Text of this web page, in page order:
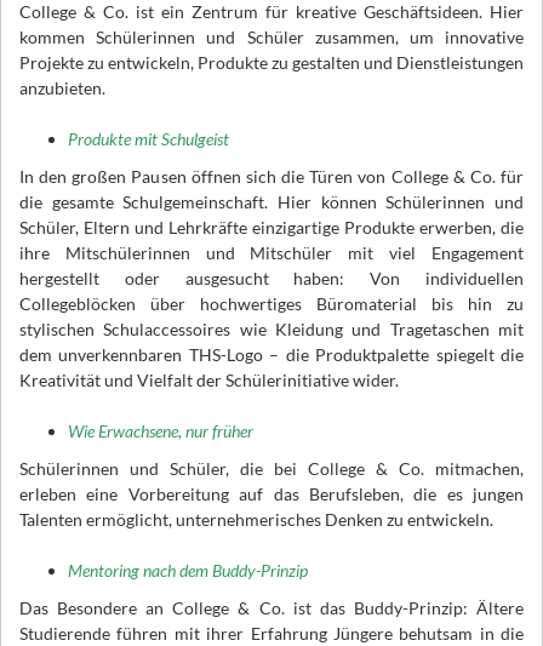
College & Co. ist ein Zentrum für kreative Geschäftsideen. Hier
kommen Schülerinnen und Schüler zusammen, um innovative
Projekte zu entwickeln, Produkte zu gestalten und Dienstleistungen
anzubieten.
Produkte mit Schulgeist
In den großen Pausen öffnen sich die Türen von College & Co. für
die gesamte Schulgemeinschaft. Hier können Schülerinnen und
Schüler, Eltern und Lehrkräfte einzigartige Produkte erwerben, die
ihre Mitschülerinnen und Mitschüler mit viel Engagement
hergestellt oder ausgesucht haben: Von individuellen
Collegeblöcken über hochwertiges Büromaterial bis hin zu
stylischen Schulaccessoires wie Kleidung und Tragetaschen mit
dem unverkennbaren THS-Logo – die Produktpalette spiegelt die
Kreativität und Vielfalt der Schülerinitiative wider.
Wie Erwachsene, nur früher
Schülerinnen und Schüler, die bei College & Co. mitmachen,
erleben eine Vorbereitung auf das Berufsleben, die es jungen
Talenten ermöglicht, unternehmerisches Denken zu entwickeln.
Mentoring nach dem Buddy-Prinzip
Das Besondere an College & Co. ist das Buddy-Prinzip: Ältere
Studierende führen mit ihrer Erfahrung Jüngere behutsam in die